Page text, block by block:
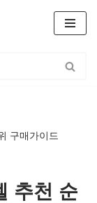
구매가이드
추천 순